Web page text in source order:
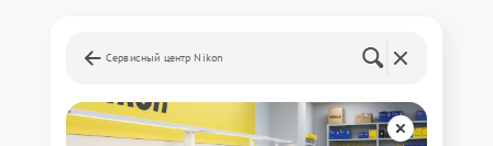
Сервисный центр Nikon